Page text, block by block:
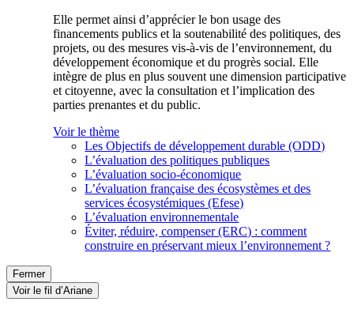
Elle permet ainsi d’apprécier le bon usage des
financements publics et la soutenabilité des politiques, des
projets, ou des mesures vis-à-vis de l’environnement, du
développement économique et du progrès social. Elle
intègre de plus en plus souvent une dimension participative
et citoyenne, avec la consultation et l’implication des
parties prenantes et du public.
Voir le thème
Les Objectifs de développement durable (ODD)
L’évaluation des politiques publiques
L’évaluation socio-économique
L’évaluation française des écosystèmes et des
services écosystémiques (Efese)
L’évaluation environnementale
Éviter, réduire, compenser (ERC) : comment
construire en préservant mieux l’environnement ?
Fermer
Voir le fil d’Ariane